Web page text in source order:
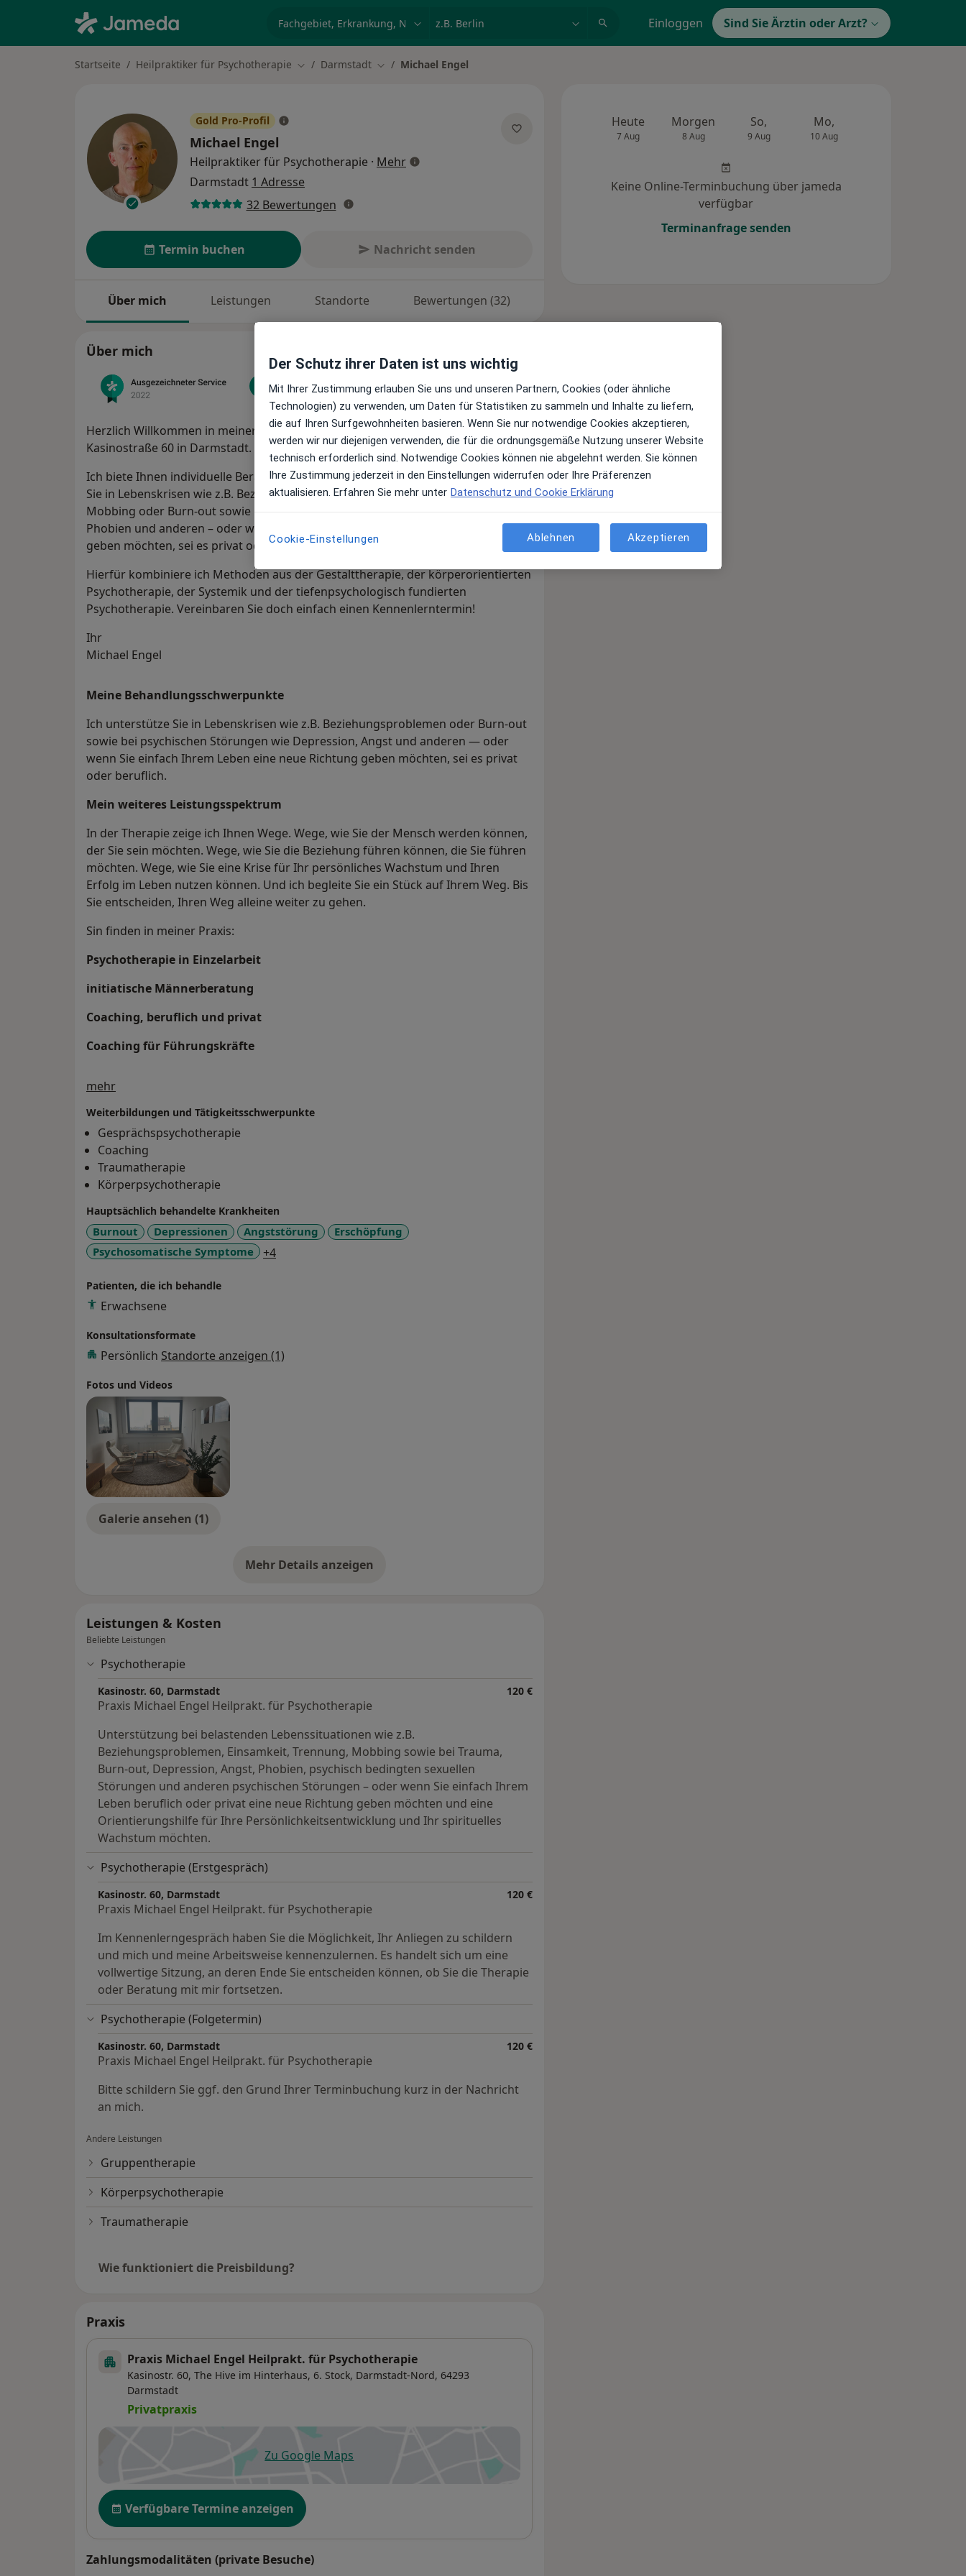
Einloggen Sind Sie Ärztin oder Arzt?
Startseite Heilpraktiker für Psychotherapie Stadt ändern
Darmstadt Stadt ändern
Michael Engel
Gold Pro-Profil
Michael Engel
Heilpraktiker für Psychotherapie · Mehrüber Spezialisierungen
Darmstadt 1 Adresse
32 Bewertungen
Termin buchen Nachricht senden
Über mich Leistungen Standorte Bewertungen (32)
Über mich
Juni 2022
Herzlich Willkommen in meiner Heilpraktiker-Praxis für Psychotherapie in der
Kasinostraße 60 in Darmstadt.
Ich biete Ihnen individuelle Beratung in Coaching und Therapie. Ich unterstütze
Sie in Lebenskrisen wie z.B. Beziehungsproblemen, Trennung, Verlust, Einsamkeit,
Mobbing oder Burn-out sowie bei psychischen Störungen wie Depression, Angst,
Phobien und anderen – oder wenn Sie einfach Ihrem Leben eine neue Richtung
geben möchten, sei es privat oder beruflich.
Hierfür kombiniere ich Methoden aus der Gestalttherapie, der körperorientierten
Psychotherapie, der Systemik und der tiefenpsychologisch fundierten
Psychotherapie. Vereinbaren Sie doch einfach einen Kennenlerntermin!
Ihr
Michael Engel
Meine Behandlungs­schwerpunkte
Ich unterstütze Sie in Lebenskrisen wie z.B. Beziehungsproblemen oder Burn-out
sowie bei psychischen Störungen wie Depression, Angst und anderen — oder
wenn Sie einfach Ihrem Leben eine neue Richtung geben möchten, sei es privat
oder beruflich.
Mein weiteres Leistungs­spektrum
In der Therapie zeige ich Ihnen Wege. Wege, wie Sie der Mensch werden können,
der Sie sein möchten. Wege, wie Sie die Beziehung führen können, die Sie führen
möchten. Wege, wie Sie eine Krise für Ihr persönliches Wachstum und Ihren
Erfolg im Leben nutzen können. Und ich begleite Sie ein Stück auf Ihrem Weg. Bis
Sie entscheiden, Ihren Weg alleine weiter zu gehen.
Sin finden in meiner Praxis:
Psychotherapie in Einzelarbeit
initiatische Männerberatung
Coaching, beruflich und privat
Coaching für Führungskräfte
mehrÜber mich
Weiterbildungen und Tätigkeitsschwerpunkte
Gesprächspsychotherapie
Coaching
Traumatherapie
Körperpsychotherapie
Hauptsächlich behandelte Krankheiten
Burnout Depressionen Angststörung
Erschöpfung
Psychosomatische Symptome
+4a11y_sr_more_diseases
Patienten, die ich behandle
Erwachsene
Konsultationsformate
Persönlich Standorte anzeigen (1)
Fotos und Videos
Galerie ansehen (1)
Mehr Details anzeigen
über Erfahrungen
Leistungen & Kosten
Beliebte Leistungen
Psychotherapie
Kasinostr. 60, Darmstadt 120 €
Praxis Michael Engel Heilprakt. für Psychotherapie
Unterstützung bei belastenden Lebenssituationen wie z.B.
Beziehungsproblemen, Einsamkeit, Trennung, Mobbing sowie bei Trauma,
Burn-out, Depression, Angst, Phobien, psychisch bedingten sexuellen
Störungen und anderen psychischen Störungen – oder wenn Sie einfach Ihrem
Leben beruflich oder privat eine neue Richtung geben möchten und eine
Orientierungshilfe für Ihre Persönlichkeitsentwicklung und Ihr spirituelles
Wachstum möchten.
Psychotherapie (Erstgespräch)
Kasinostr. 60, Darmstadt 120 €
Praxis Michael Engel Heilprakt. für Psychotherapie
Im Kennenlerngespräch haben Sie die Möglichkeit, Ihr Anliegen zu schildern
und mich und meine Arbeitsweise kennenzulernen. Es handelt sich um eine
vollwertige Sitzung, an deren Ende Sie entscheiden können, ob Sie die Therapie
oder Beratung mit mir fortsetzen.
Psychotherapie (Folgetermin)
Kasinostr. 60, Darmstadt 120 €
Praxis Michael Engel Heilprakt. für Psychotherapie
Bitte schildern Sie ggf. den Grund Ihrer Terminbuchung kurz in der Nachricht
an mich.
Andere Leistungen
Gruppentherapie
Körperpsychotherapie
Traumatherapie
Wie funktioniert die Preisbildung?
Praxis
Praxis Michael Engel Heilprakt. für Psychotherapie
Kasinostr. 60, The Hive im Hinterhaus, 6. Stock, Darmstadt-Nord, 64293
Darmstadt
Privatpraxis
Zu Google Mapsöffnet in einer neuen Registerkarte
Verfügbarkeit
Verfügbare Termine anzeigen
Zahlungsmodalitäten (private Besuche)
Heute
7 Aug
Morgen
8 Aug
So,
9 Aug
Mo,
10 Aug
Keine Online-Terminbuchung über jameda
verfügbar
Terminanfrage senden
Der Schutz ihrer Daten ist uns wichtig
Mit Ihrer Zustimmung erlauben Sie uns und unseren Partnern, Cookies (oder ähnliche
Technologien) zu verwenden, um Daten für Statistiken zu sammeln und Inhalte zu liefern,
die auf Ihren Surfgewohnheiten basieren. Wenn Sie nur notwendige Cookies akzeptieren,
werden wir nur diejenigen verwenden, die für die ordnungsgemäße Nutzung unserer Website
technisch erforderlich sind. Notwendige Cookies können nie abgelehnt werden. Sie können
Ihre Zustimmung jederzeit in den Einstellungen widerrufen oder Ihre Präferenzen
aktualisieren. Erfahren Sie mehr unter Datenschutz und Cookie Erklärung
Cookie-Einstellungen Ablehnen Akzeptieren